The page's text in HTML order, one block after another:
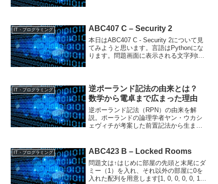
りました。入力例1のよ...
IT・プログラミング ABC407 C – Security 2
本日はABC407 C - Security 2について見
てみようと思います。言語はPythonにな
ります。問題画面に表示される文字列tが
IT・プログラミング
逆ポーランド記法の由来とは？
数学から電卓まで広まった理由
逆ポーランド記法（RPN）の由来を解
説。ポーランドの論理学者ヤン・ウカシ
ェヴィチが考案した前置記法から生ま
IT・プログラミング ABC423 B – Locked Rooms
問題文は↑はじめに部屋の先頭と末尾にダ
ミー（1）を入れ、それ以外の部屋に0を
入れた配列を用意します[1, 0, 0, 0, 0, 1]